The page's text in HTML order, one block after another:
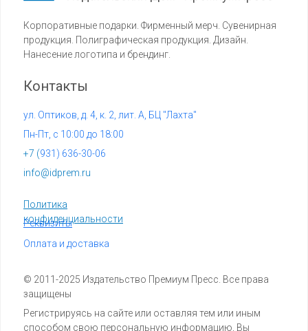
© 2011-2025 Издательство Премиум Пресс. Все права
защищены
Корпоративные подарки. Фирменный мерч. Сувенирная
продукция. Полиграфическая продукция. Дизайн.
Нанесение логотипа и брендинг.
Регистрируясь на сайте или оставляя тем или иным
способом свою персональную информацию, Вы
info@idprem.ru
Контакты
Политика
конфиденциальности
+7 (931) 636-30-06
Реквизиты
ул. Оптиков, д. 4, к. 2, лит. А, БЦ "Лахта"
Оплата и доставка
Пн-Пт, с 10:00 до 18:00